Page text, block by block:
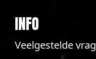
INFO
Veelgestelde